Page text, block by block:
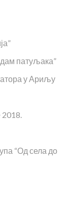
патуљака”
у Ариљу
“Од села до